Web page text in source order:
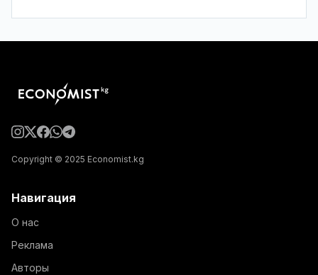
Copyright © 2025 Economist.kg
Навигация
О нас
Реклама
Авторы